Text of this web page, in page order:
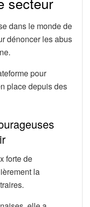
dans le monde de
dénoncer les abus
pour
place depuis des
forte de
la